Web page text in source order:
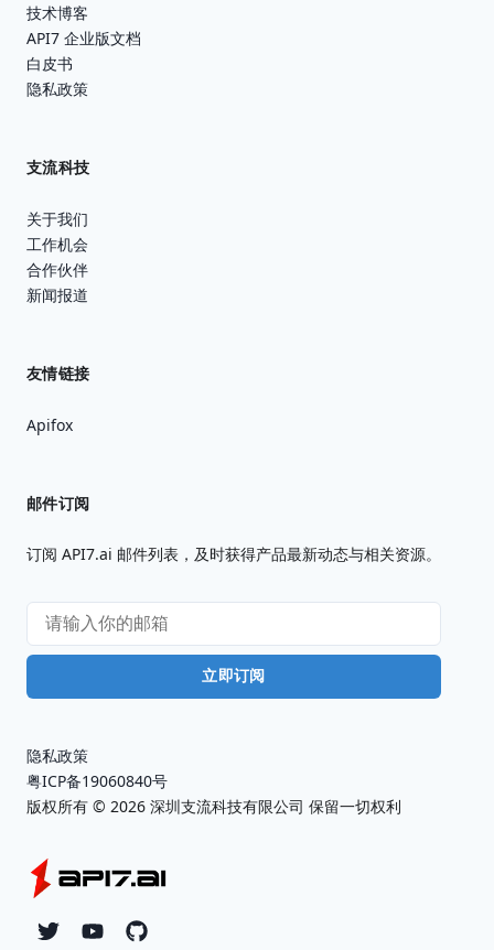
技术博客
API7 企业版文档
白皮书
隐私政策
支流科技
关于我们
工作机会
合作伙伴
新闻报道
友情链接
Apifox
邮件订阅
订阅 API7.ai 邮件列表，及时获得产品最新动态与相关资源。
立即订阅
隐私政策
粤ICP备19060840号
版权所有 © 2026 深圳支流科技有限公司 保留一切权利